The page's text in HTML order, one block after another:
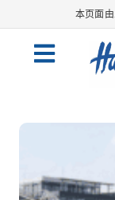
本页面